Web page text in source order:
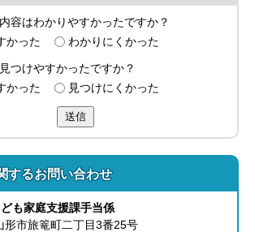
容はわかりやすかったですか？
かった
わかりにくかった
つけやすかったですか？
かった
見つけにくかった
送信
するお問い合わせ
も家庭支援課手当係
市旅篭町二丁目3番25号